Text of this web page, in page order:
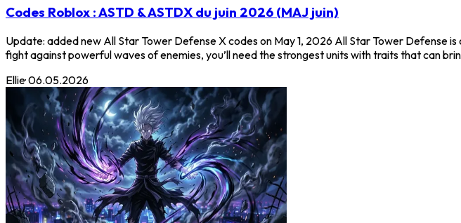
Codes Roblox : ASTD & ASTDX du juin 2026 (MAJ juin)
Update: added new All Star Tower Defense X codes on May 1, 2026 All Star Tower Defense
fight against powerful waves of enemies, you’ll need the strongest units with traits that can
Ellie·06.05.2026